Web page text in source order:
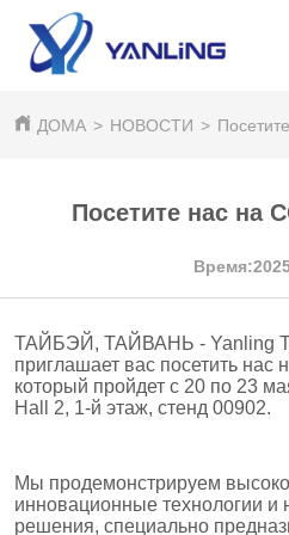
ДОМА > НОВОСТИ >
Посетите нас на